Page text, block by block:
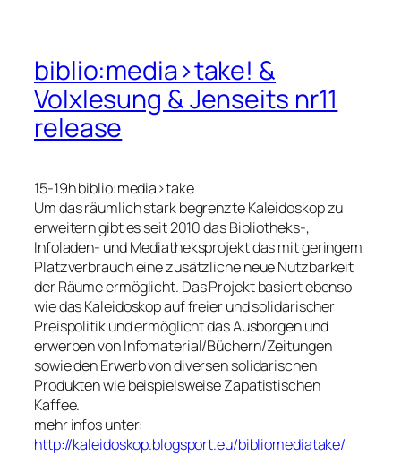
biblio:media>take! &
Volxlesung & Jenseits nr11
release
15-19h biblio:media>take
Um das räumlich stark begrenzte Kaleidoskop zu
erweitern gibt es seit 2010 das Bibliotheks-,
Infoladen- und Mediatheksprojekt das mit geringem
Platzverbrauch eine zusätzliche neue Nutzbarkeit
der Räume ermöglicht. Das Projekt basiert ebenso
wie das Kaleidoskop auf freier und solidarischer
Preispolitik und ermöglicht das Ausborgen und
erwerben von Infomaterial/Büchern/Zeitungen
sowie den Erwerb von diversen solidarischen
Produkten wie beispielsweise Zapatistischen
Kaffee.
mehr infos unter:
http://kaleidoskop.blogsport.eu/bibliomediatake/